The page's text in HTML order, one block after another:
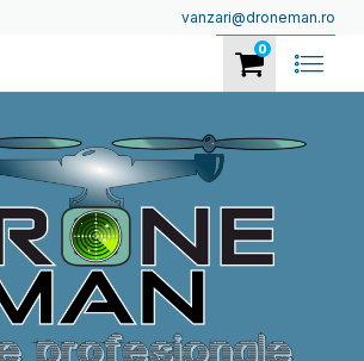
vanzari@droneman.ro
0